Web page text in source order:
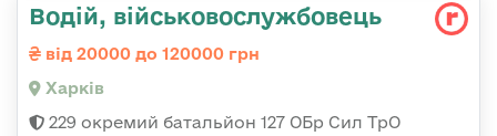
Водій, військовослужбовець
від 20000 до 120000 грн
Харків
229 окремий батальйон 127 ОБр Сил ТрО